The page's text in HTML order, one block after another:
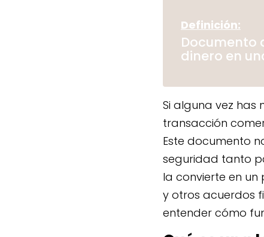
Definición:
Documento
dinero en
Si alguna vez
transacción
Este documento
seguridad tanto
la convierte en
y otros acuerdos
entender cómo